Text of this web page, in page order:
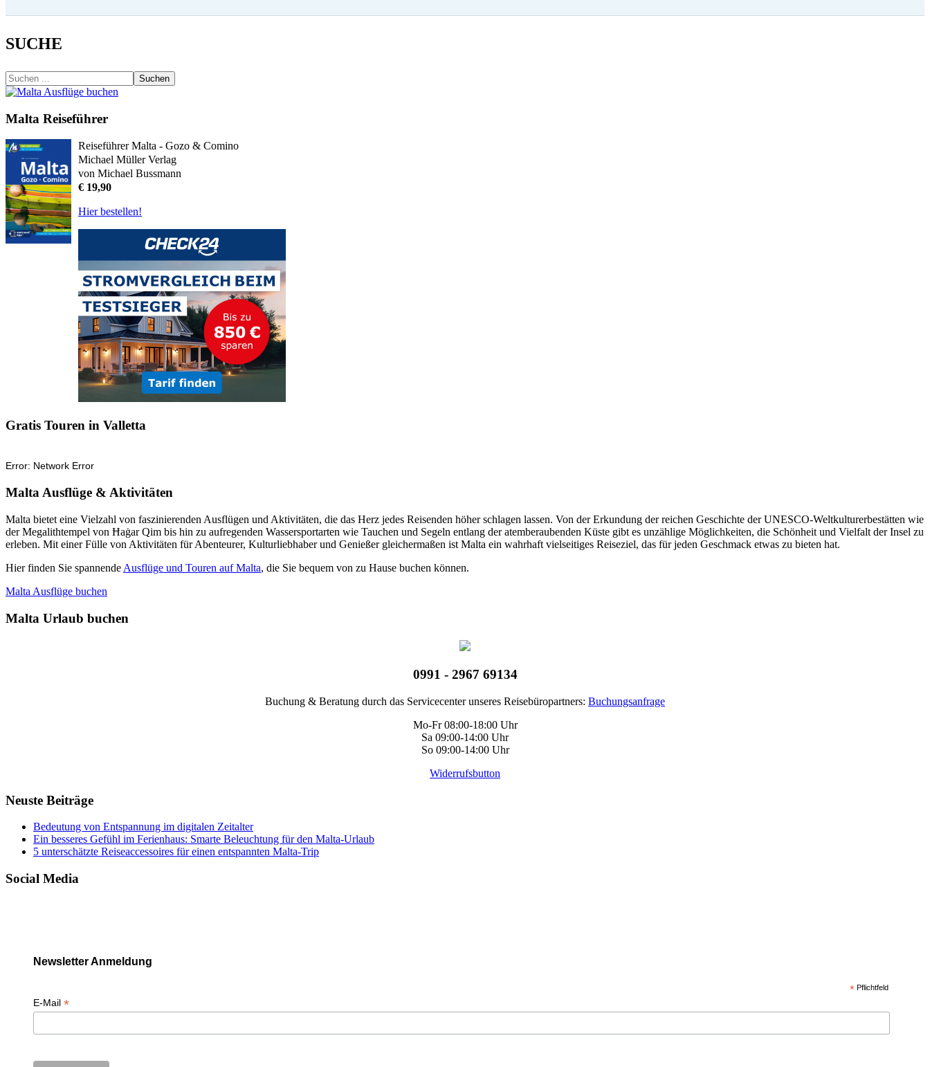
SUCHE
Suchen
Malta Reiseführer
Reiseführer Malta - Gozo & Comino
Michael Müller Verlag
von Michael Bussmann
€ 19,90
Hier bestellen!
Gratis Touren in Valletta
Malta Ausflüge & Aktivitäten
Malta bietet eine Vielzahl von faszinierenden Ausflügen und Aktivitäten, die das Herz jedes Reisenden höher schlagen lassen. Von der Erkundung der reichen Geschichte der UNESCO-Weltkulturerbestätten wie
der Megalithtempel von Ħaġar Qim bis hin zu aufregenden Wassersportarten wie Tauchen und Segeln entlang der atemberaubenden Küste gibt es unzählige Möglichkeiten, die Schönheit und Vielfalt der Insel zu
erleben. Mit einer Fülle von Aktivitäten für Abenteurer, Kulturliebhaber und Genießer gleichermaßen ist Malta ein wahrhaft vielseitiges Reiseziel, das für jeden Geschmack etwas zu bieten hat.
Hier finden Sie spannende Ausflüge und Touren auf Malta, die Sie bequem von zu Hause buchen können.
Malta Ausflüge buchen
Malta Urlaub buchen
0991 - 2967 69134
Buchung & Beratung durch das Servicecenter unseres Reisebüropartners: Buchungsanfrage
Mo-Fr 08:00-18:00 Uhr
Sa 09:00-14:00 Uhr
So 09:00-14:00 Uhr
Widerrufsbutton
Neuste Beiträge
Bedeutung von Entspannung im digitalen Zeitalter
Ein besseres Gefühl im Ferienhaus: Smarte Beleuchtung für den Malta-Urlaub
5 unterschätzte Reiseaccessoires für einen entspannten Malta-Trip
Social Media
Newsletter Anmeldung
* Pflichtfeld
E-Mail *